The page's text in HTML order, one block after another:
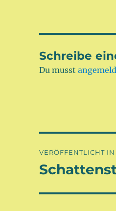
Schreibe
Du musst
VERÖFFENTLICHT IN